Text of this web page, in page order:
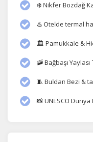
❄️ Nikfer Bozdağ
♨️ Otelde termal
🏛️ Pamukkale &
🚠 Bağbaşı
🧵 Buldan Bezi &
📸 UNESCO